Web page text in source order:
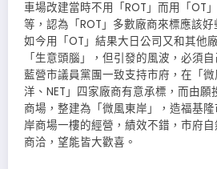
車場改建當時不用「ROT」而用「OT
等，認為「ROT」多數廠商來標應該好
如今用「OT」結果大日公司又和其他
「生意頭腦」，但引發的風波，必須
藍營市議員黨團一致支持市府，在「
洋、NET」四家廠商有意承標，而由
商場，整建為「微風東岸」，造福基
岸商場一樓的經營，績效不錯，市府
商洽，望能皆大歡喜。